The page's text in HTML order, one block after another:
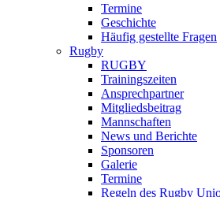
Termine
Geschichte
Häufig gestellte Fragen
Rugby
RUGBY
Trainingszeiten
Ansprechpartner
Mitgliedsbeitrag
Mannschaften
News und Berichte
Sponsoren
Galerie
Termine
Regeln des Rugby